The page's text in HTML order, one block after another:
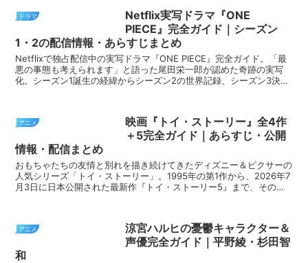
ドラマ
Netflix実写ドラマ『ONE
PIECE』完全ガイド｜シーズン
1・2の配信情報・あらすじまとめ
Netflixで独占配信中の実写ドラマ『ONE PIECE』完全ガイド。「最
悪の事態も考えられます」と語った尾田栄一郎が認めた奇跡の実写
化。シーズン1誕生の経緯からシーズン2の世界記録、シーズン3決定
アニメ
映画『トイ・ストーリー』全4作
＋5完全ガイド｜あらすじ・公開
情報・配信まとめ
おもちゃたちの友情と別れを描き続けてきたディズニー＆ピクサーの
人気シリーズ「トイ・ストーリー」。1995年の第1作から、2026年7
月3日に日本公開された最新作『トイ・ストーリー5』まで、その歴
アニメ
涼宮ハルヒの憂鬱キャラクター＆
声優完全ガイド｜平野綾・杉田智
和